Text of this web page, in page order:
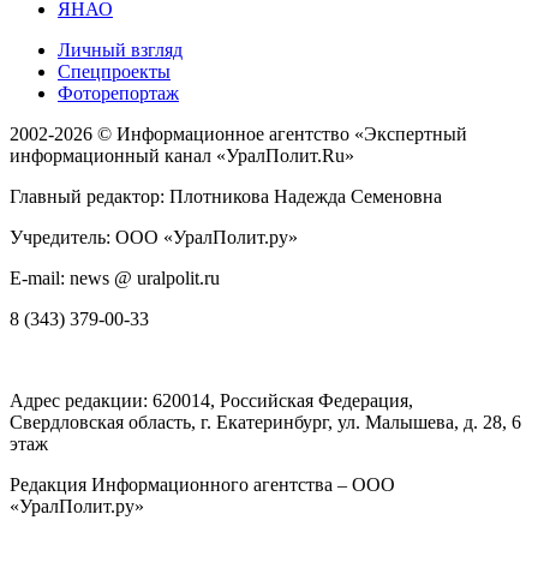
ЯНАО
Личный взгляд
Спецпроекты
Фоторепортаж
2002-2026 © Информационное агентство «Экспертный
информационный канал «УралПолит.Ru»
Главный редактор: Плотникова Надежда Семеновна
Учредитель: ООО «УралПолит.ру»
E-mail: news @ uralpolit.ru
8 (343) 379-00-33
Адрес редакции: 620014, Российская Федерация,
Свердловская область, г. Екатеринбург, ул. Малышева, д. 28, 6
этаж
Редакция Информационного агентства – ООО
«УралПолит.ру»